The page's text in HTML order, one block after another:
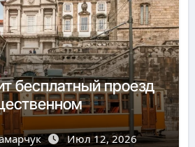
бесплатный проезд
Июл 12, 2026